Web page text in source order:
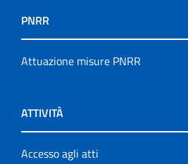
PNRR
Attuazione misure PNRR
ATTIVITÀ
Accesso agli atti